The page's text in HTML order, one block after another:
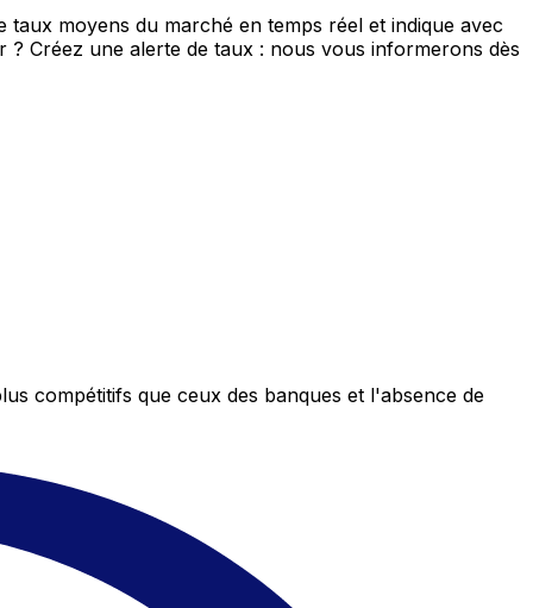
moyens du marché en temps réel et indique avec
Créez une alerte de taux : nous vous informerons dès
compétitifs que ceux des banques et l'absence de